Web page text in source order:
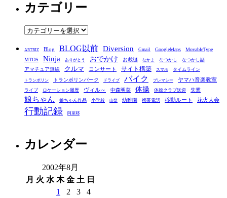
カ
イ
ブ
カテゴリー
カ
ゴ
リ
ー
ARTRIZ Blog BLOG以前 Diversion Gmail GoogleMaps
MovableType
MTOS
Ninja ありがとう おでかけ お裁縫 なかま なつかし なつかし話
アマチュア無線 クルマ コンサート サイト構築 スマホ タイムライン
トランポリン トランポリンパーク ドライブ バイク プレマシー ヤマハ音楽教室
ライブ ロケーション履歴 ヴィル～ 中森明菜 体操 体操クラブ送迎 失業
娘ちゃん 娘ちゃん作品 小学校 山梨 幼稚園 携帯電話 移動ルート 花火大会
行動記録 阿里耶
カレンダー
2002年8月
月 火 水 木 金 土 日
1
2 3
4